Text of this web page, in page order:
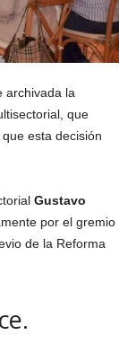
archivada la
que
esta decisión
Gustavo
por el gremio
de la Reforma